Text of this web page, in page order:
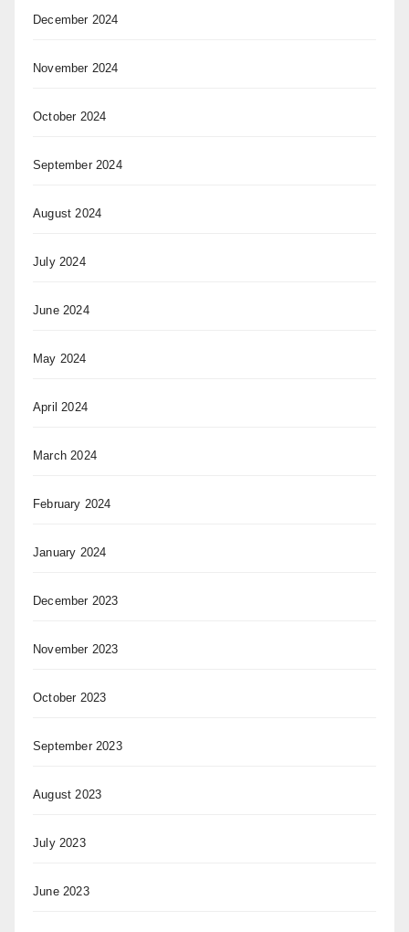
December 2024
November 2024
October 2024
September 2024
August 2024
July 2024
June 2024
May 2024
April 2024
March 2024
February 2024
January 2024
December 2023
November 2023
October 2023
September 2023
August 2023
July 2023
June 2023